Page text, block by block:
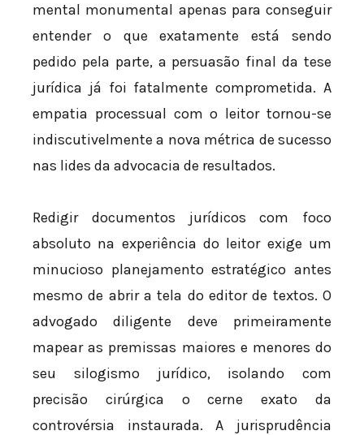
mental monumental apenas para conseguir
entender o que exatamente está sendo
pedido pela parte, a persuasão final da tese
jurídica já foi fatalmente comprometida. A
empatia processual com o leitor tornou-se
indiscutivelmente a nova métrica de sucesso
nas lides da advocacia de resultados.
Redigir documentos jurídicos com foco
absoluto na experiência do leitor exige um
minucioso planejamento estratégico antes
mesmo de abrir a tela do editor de textos. O
advogado diligente deve primeiramente
mapear as premissas maiores e menores do
seu silogismo jurídico, isolando com
precisão cirúrgica o cerne exato da
controvérsia instaurada. A jurisprudência